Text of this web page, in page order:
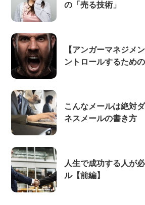
の「売る技術」
【アンガーマネジメ
ントロールするため
こんなメールは絶対
ネスメールの書き方
人生で成功する人が
ル【前編】